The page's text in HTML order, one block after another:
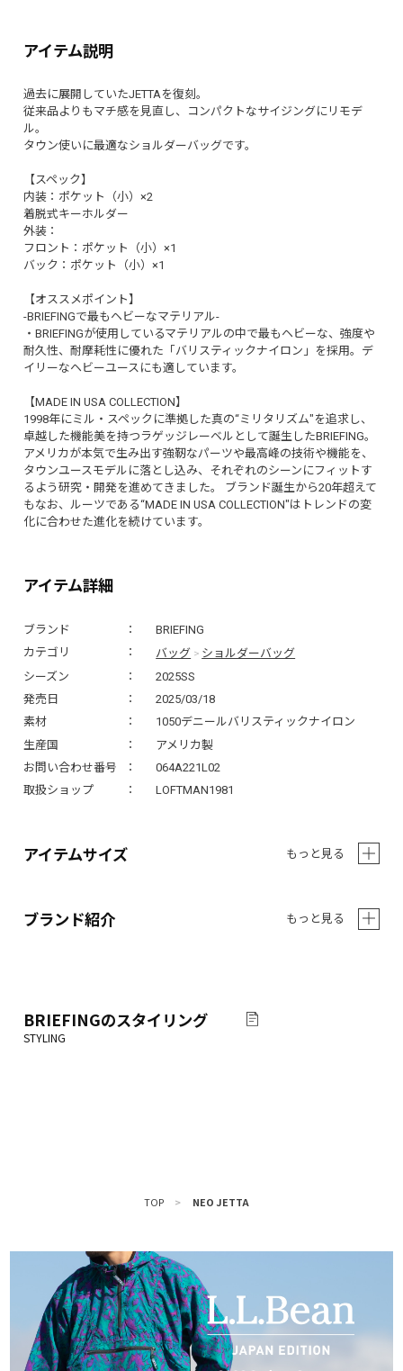
アイテム詳細
ブランド
BRIEFING
カテゴリ
バッグ > ショルダーバッグ
シーズン
2025SS
発売日
2025/03/18
素材
1050デニールバリスティックナイロン
生産国
アメリカ製
お問い合わせ番号
064A221L02
取扱ショップ
LOFTMAN1981
アイテム説明
過去に展開していたJETTAを復刻。
従来品よりもマチ感を見直し、コンパクトなサイジングにリモデ
ル。
タウン使いに最適なショルダーバッグです。
【スペック】
内装：ポケット（小）×2
着脱式キーホルダー
外装：
フロント：ポケット（小）×1
バック：ポケット（小）×1
【オススメポイント】
-BRIEFINGで最もヘビーなマテリアル-
・BRIEFINGが使用しているマテリアルの中で最もヘビーな、強度や
耐久性、耐摩耗性に優れた「バリスティックナイロン」を採用。デ
イリーなヘビーユースにも適しています。
【MADE IN USA COLLECTION】
1998年にミル・スペックに準拠した真の“ミリタリズム"を追求し、
卓越した機能美を持つラゲッジレーベルとして誕生したBRIEFING。
アメリカが本気で生み出す強靭なパーツや最高峰の技術や機能を、
タウンユースモデルに落とし込み、それぞれのシーンにフィットす
るよう研究・開発を進めてきました。 ブランド誕生から20年超えて
もなお、ルーツである“MADE IN USA COLLECTION"はトレンドの変
化に合わせた進化を続けています。
アイテムサイズ もっと見る
ブランド紹介 もっと見る
BRIEFINGのスタイリング
TOP > NEO JETTA